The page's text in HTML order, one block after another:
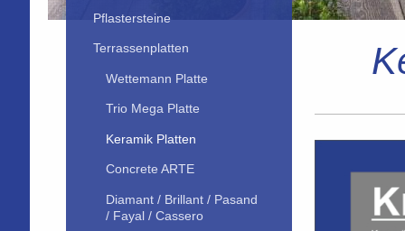
Pflastersteine
Terrassenplatten
Wettemann Platte
Trio Mega Platte
Keramik Platten
Concrete ARTE
Diamant / Brillant / Pasand
/ Fayal / Cassero